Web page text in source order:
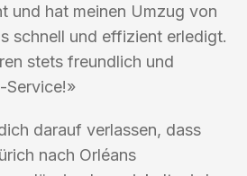
und hat meinen Umzug von
schnell und effizient erledigt.
stets freundlich und
Service!»
darauf verlassen, dass
nach Orléans